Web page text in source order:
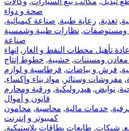
صحة و دواء
, تغذية, رعاية طبية, صناعة كيميائية,
ومستوصفات, نظارات طبية وشمسية
صناعة
إعادة تأهيل محطات النفط و الغاز , انهاء
ومسننات, خشبية, خطوط إنتاج
, فرش و بياضات, قرطاسية و لوازم
, مفروشات وستائر , مواد بناء وإكساء,
, نوابض, هيدروليكية, ورقية ومحارم
قانون و أموال
, خدمات مالية, محاسبة, محامون
كمبيوتر و إنترنت
, شبكات, طابعات بطاقات بلاستيكية,